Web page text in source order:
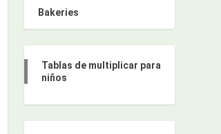
Bakeries
Tablas de multiplicar para
niños